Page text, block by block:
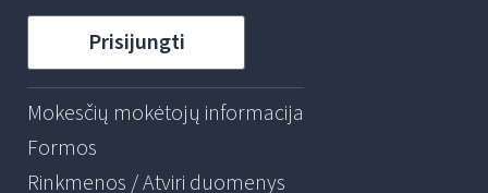
Prisijungti
Mokesčių mokėtojų informacija
Formos
Rinkmenos / Atviri duomenys